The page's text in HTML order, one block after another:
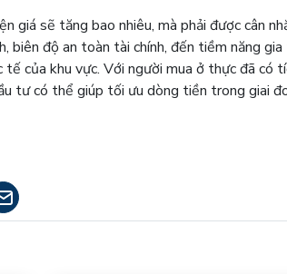
giá sẽ tăng bao nhiêu, mà phải được cân
độ an toàn tài chính, đến tiềm năng
của khu vực. Với người mua ở thực đã có
tư có thể giúp tối ưu dòng tiền trong giai